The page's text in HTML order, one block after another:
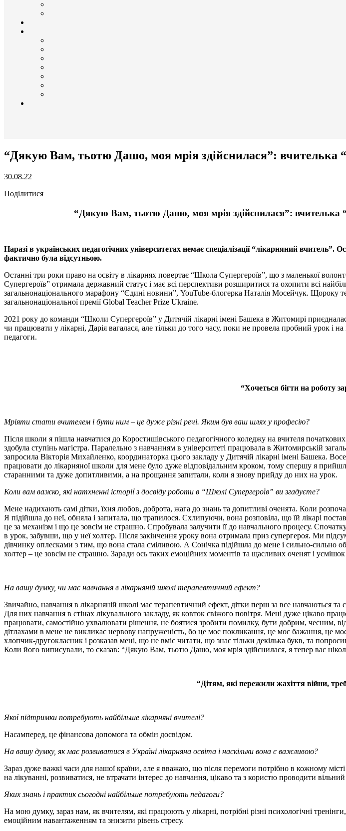
“Дякую Вам, тьотю Дашо, моя мрія здійснилася”: вчителька
30.08.22
Поділитися
“Дякую Вам, тьотю Дашо, моя мрія здійснилася”: вчителька
Наразі в українських педагогічних університетах немає спеціалізації “лікарняний
фактично була відсутньою.
Останні три роки право на освіту в лікарнях повертає “Школа Супергероїв”, що з маленької
Супергероїв” отримала державний статус і має всі перспективи розширитися та охопити всі
загальнонаціонального марафону “Єдині новини”, YouTube-блогерка Наталія Мосейчук. Щороку
загальнонаціональної премії Global Teacher Prize Ukraine.
2021 року до команди “Школи Супергероїв” у Дитячій лікарні імені Башека в Житомирі
чи працювати у лікарні, Дарія вагалася, але тільки до того часу, поки не провела пробний урок і
педагоги.
“Хочеться бігти на роботу
Мріяти стати вчителем і бути ним – це дуже різні речі. Яким був ваш шлях у професію?
Після школи я пішла навчатися до Коростишівського педагогічного коледжу на вчителя
здобула ступінь магістра. Паралельно з навчанням в університеті працювала в Житомирській
запросила Вікторія Михайленко, координаторка цього закладу у Дитячій лікарні імені Башека.
працювати до лікарняної школи для мене було дуже відповідальним кроком, тому спершу я
старанними та дуже допитливими, а на прощання запитали, коли я знову прийду до них на урок.
Коли вам важко, які натхненні історії з досвіду роботи в “Школі Супергероїв” ви згадуєте?
Мене надихають самі дітки, їхня любов, доброта, жага до знань та допитливі оченята. Коли
Я підійшла до неї, обняла і запитала, що трапилося. Схлипуючи, вона розповіла, що їй лікарі
це за механізм і що це зовсім не страшно. Спробувала залучити її до навчального процесу.
в урок, забувши, що у неї холтер. Після закінчення уроку вона отримала приз супергероя. Ми
дівчинку оплесками з тим, що вона стала сміливою. А Сонічка підійшла до мене і сильно-сильно
холтер – це зовсім не страшно. Заради ось таких емоційних моментів та щасливих оченят і
На вашу думку, чи має навчання в лікарняній школі терапевтичний ефект?
Звичайно, навчання в лікарняній школі має терапевтичний ефект, дітки перш за все навчаються
Для них навчання в стінах лікувального закладу, як ковток свіжого повітря. Мені дуже цікаво
працювати, самостійно ухвалювати рішення, не боятися зробити помилку, бути добрим, чесним,
дітлахами в мене не викликає нервову напруженість, бо це моє покликання, це моє бажання, це
хлопчик-другокласник і розказав мені, що не вміє читати, що знає тільки декілька букв, та
Коли його виписували, то сказав: “Дякую Вам, тьотю Дашо, моя мрія здійснилася, я тепер вас
“Дітям, які пережили жахіття війни,
Якої підтримки потребують найбільше лікарняні вчителі?
Насамперед, це фінансова допомога та обмін досвідом.
На вашу думку, як має розвиватися в Україні лікарняна освіта і наскільки вона є важливою?
Зараз дуже важкі часи для нашої країни, але я вважаю, що після перемоги потрібно в кожному
на лікуванні, розвиватися, не втрачати інтерес до навчання, цікаво та з користю проводити
Яких знань і практик сьогодні найбільше потребують педагоги?
На мою думку, зараз нам, як вчителям, які працюють у лікарні, потрібні різні психологічні
емоційним навантаженням та знизити рівень стресу.